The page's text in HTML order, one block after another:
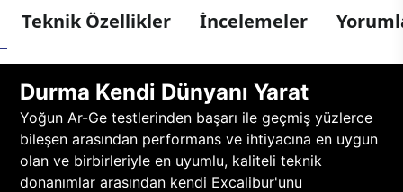
Teknik Özellikler İncelemeler
Durma Kendi Dünyanı Yarat
Yoğun Ar-Ge testlerinden başarı ile geçmiş yüzlerce
bileşen arasından performans ve ihtiyacına en uygun
olan ve birbirleriyle en uyumlu, kaliteli teknik
donanımlar arasından kendi Excalibur'unu